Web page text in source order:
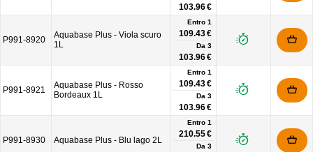
103.96 €
P991-8920
Aquabase Plus - Viola scuro
1L
Entro 1
109.43 €
Da 3
103.96 €
P991-8921
Aquabase Plus - Rosso
Bordeaux 1L
Entro 1
109.43 €
Da 3
103.96 €
P991-8930 Aquabase Plus - Blu lago 2L
Entro 1
210.55 €
Da 3